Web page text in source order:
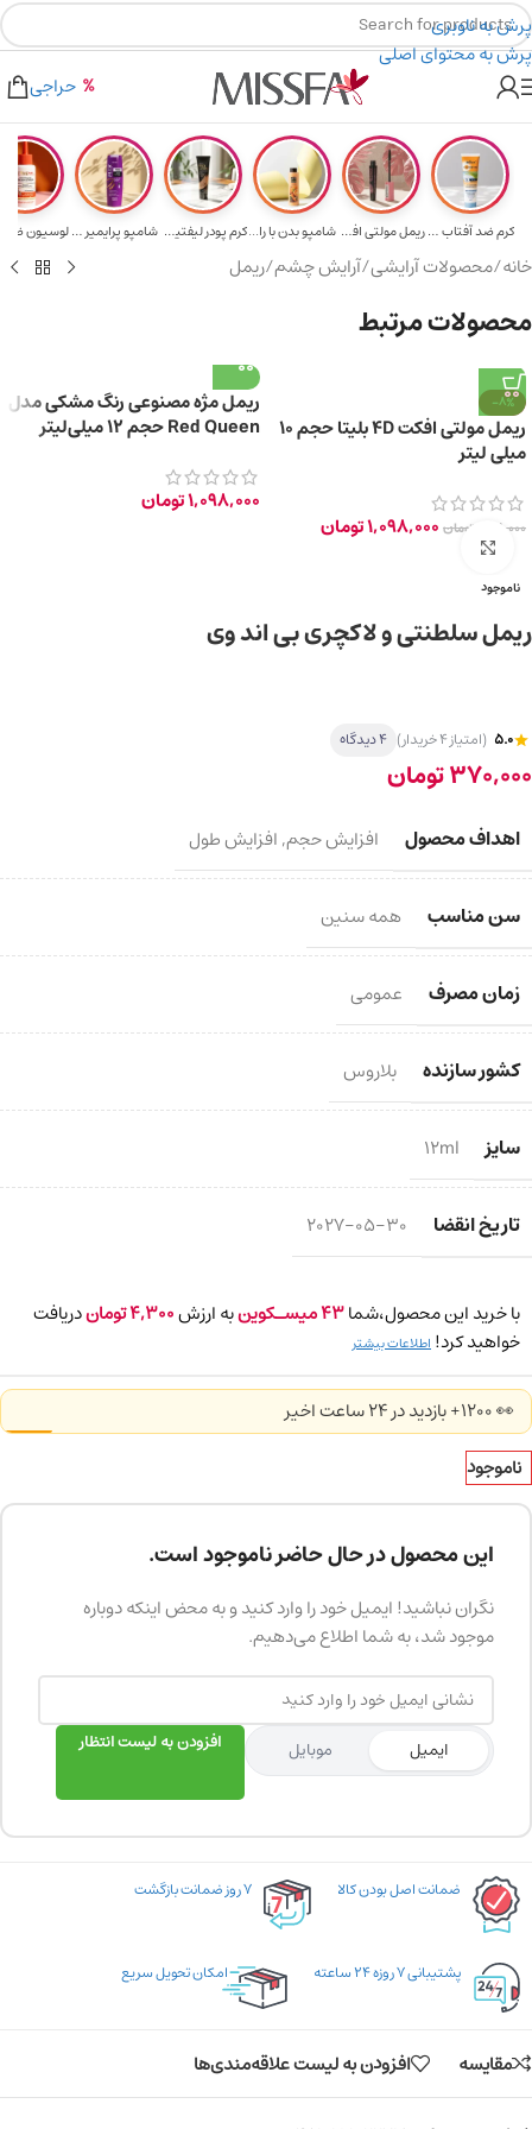
پرش به ناوبری
پرش به محتوای اصلی
۲٪ تخفیف روی سبد خرید برای روش کارت به کارت
هدیه برای خرید های بالای ۵ میلیون تومن
حراجی
کرم ضد آفتاب حا... ریمل مولتی افکت... شامپو بدن با را... کرم پودر لیفتین... شامپو پرایمیر پ...
خانه/محصولات آرایشی/آرایش چشم/ریمل
محصولات مرتبط
-8%
ریمل مولتی افکت 4D بلیتا حجم 10
میلی لیتر
1,198,000 تومان 1,098,000تومان
ریمل مژه مصنوعی رنگ مشکی مدل
Red Queen حجم 12 میلی‌لیتر
1,098,000تومان
ناموجود
برای بزرگ‌نمایی کلیک کنید
ریمل سلطنتی و لاکچری بی اند وی
5.0 (امتیاز 4 خریدار) 4 دیدگاه
370,000تومان
اهداف محصول افزایش حجم,افزایش طول
سن مناسب همه سنین
زمان مصرف عمومی
کشور سازنده بلاروس
سایز 12ml
تاریخ انقضا 2027-05-30
با خرید این محصول،شما43میسـکوینبه ارزش4,300توماندریافت
خواهید کرد! اطلاعات بیشتر
👀 1200+ بازدید در ۲۴ ساعت اخیر
ناموجود
این محصول در حال حاضر ناموجود است.
نگران نباشید! ایمیل خود را وارد کنید و به محض اینکه دوباره
موجود شد، به شما اطلاع می‌دهیم.
ایمیل موبایل افزودن به لیست انتظار
ضمانت اصل بودن کالا ۷ روز ضمانت بازگشت
پشتیبانی ۷ روزه ۲۴ ساعته امکان تحویل سریع
مقایسه افزودن به لیست علاقه‌مندی‌ها